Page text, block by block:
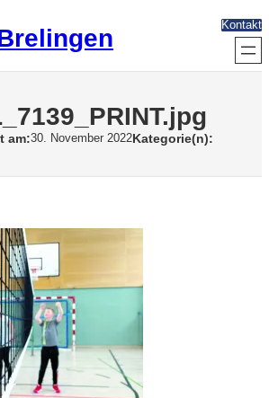
Kontakt
am:30. November 2022Kategorie(n):